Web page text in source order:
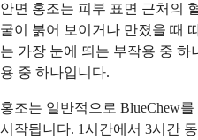
안면 홍조는 피부 표면 근처의
굴이 붉어 보이거나 만졌을 때
는 가장 눈에 띄는 부작용 중
용 중 하나입니다.
홍조는 일반적으로 BlueChew
시작됩니다. 1시간에서 3시간